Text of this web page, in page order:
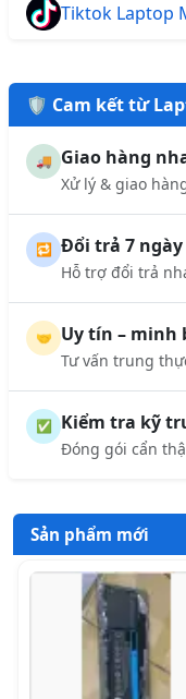
Tiktok Laptop
🛡️ Cam kết từ
🚚 Giao hàng
Xử lý & giao
🔁 Đổi trả 7 ngày
Hỗ trợ đổi trả
🤝 Uy tín – minh
Tư vấn trung
✅ Kiểm tra kỹ
Đóng gói cẩn
Sản phẩm mới